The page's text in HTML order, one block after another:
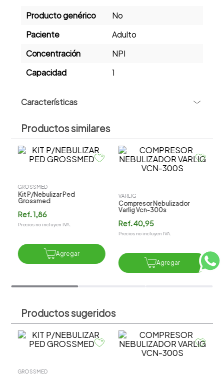
Producto genérico
No
Paciente
Adulto
Concentración
NPI
Capacidad
1
Características +
Productos similares
GROSSMED
Kit P/nebulizar Ped
Grossmed
Ref.1,86
Precios no incluyen IVA.
Agregar
VARLIG
Compresor Nebulizador
Varlig Vcn-300s
Ref.40,95
Precios no incluyen IVA.
Agregar
Productos sugeridos
GROSSMED